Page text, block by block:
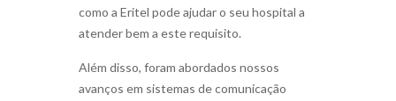
como a Eritel pode ajudar o seu hospital a
atender bem a este requisito.
Além disso, foram abordados nossos
avanços em sistemas de comunicação